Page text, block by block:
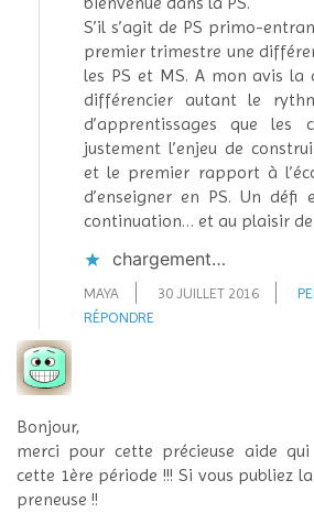
S’il s’agit de PS primo-
premier trimestre une
les PS et MS. A mon avis la
différencier autant le
d’apprentissages que les
justement l’enjeu de
et le premier rapport à
d’enseigner en PS. Un
continuation… et au plaisir
chargement…
MAYA 30 JUILLET 2016
RÉPONDRE
Bonjour,
merci pour cette précieuse aide qui
cette 1ère période !!! Si vous publiez
preneuse !!